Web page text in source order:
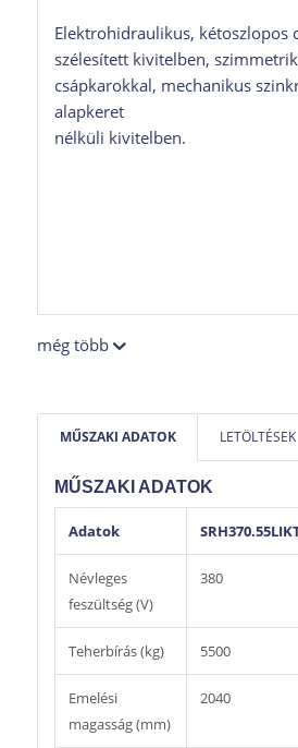
Elektrohidraulikus, kétoszlopos
szélesített kivitelben,
csápkarokkal, mechanikus
alapkeret
nélküli kivitelben.
még több
MŰSZAKI ADATOK LETÖLTÉSEK
MŰSZAKI ADATOK
Adatok
Névleges
feszültség (V)
380
Teherbírás (kg) 5500
Emelési
magasság (mm)
2040